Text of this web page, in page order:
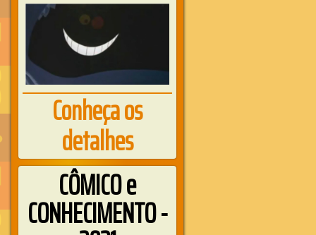
Conheça os
detalhes
CÔMICO e
CONHECIMENTO -